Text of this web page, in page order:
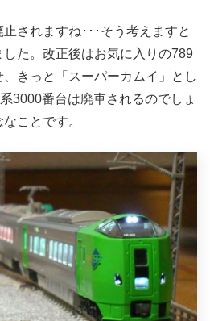
されますね･･･そう考えますと
た。改正後はお気に入りの789
きっと「スーパーカムイ」とし
3000番台は廃車されるのでしょ
ことです。